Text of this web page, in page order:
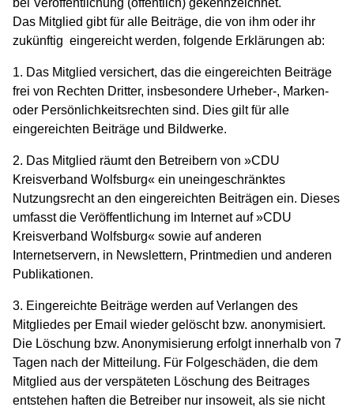
Das Mitglied gibt für alle Beiträge, die von ihm oder ihr
zukünftig eingereicht werden, folgende Erklärungen ab:
1. Das Mitglied versichert, das die eingereichten Beiträge
frei von Rechten Dritter, insbesondere Urheber-, Marken-
oder Persönlichkeitsrechten sind. Dies gilt für alle
eingereichten Beiträge und Bildwerke.
2. Das Mitglied räumt den Betreibern von »CDU
Kreisverband Wolfsburg« ein uneingeschränktes
Nutzungsrecht an den eingereichten Beiträgen ein. Dieses
umfasst die Veröffentlichung im Internet auf »CDU
Kreisverband Wolfsburg« sowie auf anderen
Internetservern, in Newslettern, Printmedien und anderen
Publikationen.
3. Eingereichte Beiträge werden auf Verlangen des
Mitgliedes per Email wieder gelöscht bzw. anonymisiert.
Die Löschung bzw. Anonymisierung erfolgt innerhalb von 7
Tagen nach der Mitteilung. Für Folgeschäden, die dem
Mitglied aus der verspäteten Löschung des Beitrages
entstehen haften die Betreiber nur insoweit, als sie nicht